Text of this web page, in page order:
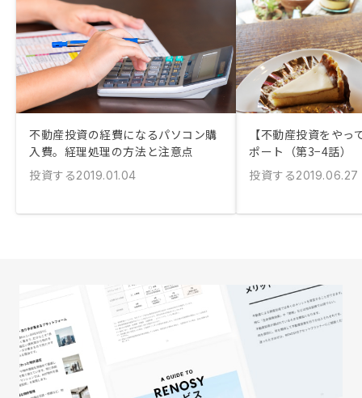
不動産投資の経費になるパソコン購
入費。経理処理の方法と注意点
投資する2019.01.04
【不動産投資をやっ
ポート（第3−4話）
投資する2019.06.27